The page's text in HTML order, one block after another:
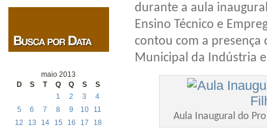
maio 2013
D
S T Q Q S
S
1
2 3
4
5
6 7 8 9 10
11
12
13 14 15 16 17
18
durante a aula
Ensino Técnico e
contou com a presença
Municipal da Indústria
Aula Inaugural do